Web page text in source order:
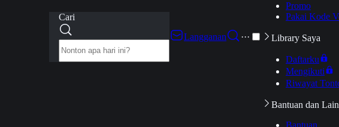
Cari
Langganan
···
Promo
Pakai Kode
Library Saya
Daftarku
Mengikuti
Riwayat
Bantuan dan
Bantuan